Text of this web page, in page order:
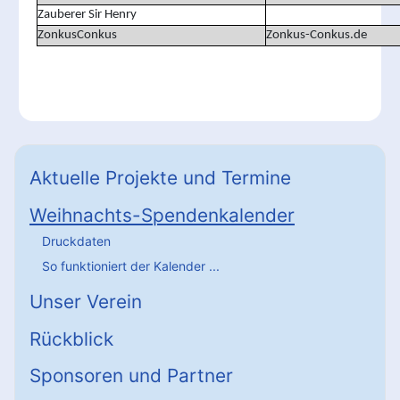
Zauberer Sir Henry
ZonkusConkus
Zonkus-Conkus.de
Aktuelle Projekte und Termine
Weihnachts-Spendenkalender
Druckdaten
So funktioniert der Kalender ...
Unser Verein
Rückblick
Sponsoren und Partner